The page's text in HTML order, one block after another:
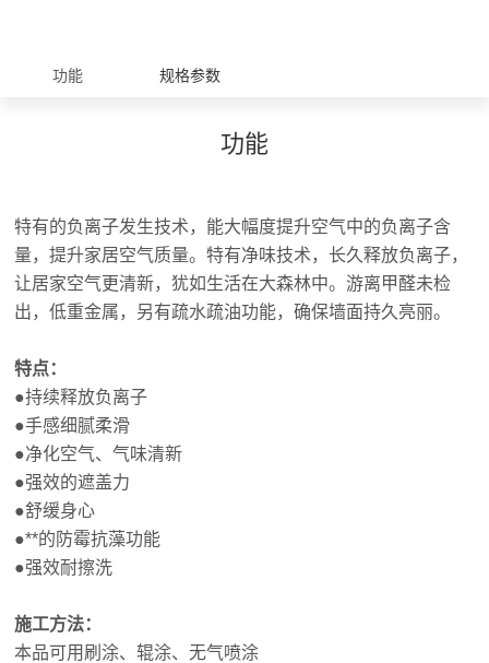
功能 规格参数
功能
特有的负离子发生技术，能大幅度提升空气中的负离子含
量，提升家居空气质量。特有净味技术，长久释放负离子，
让居家空气更清新，犹如生活在大森林中。游离甲醛未检
出，低重金属，另有疏水疏油功能，确保墙面持久亮丽。
特点：
●持续释放负离子
●手感细腻柔滑
●净化空气、气味清新
●强效的遮盖力
●舒缓身心
●**的防霉抗藻功能
●强效耐擦洗
施工方法：
本品可用刷涂、辊涂、无气喷涂